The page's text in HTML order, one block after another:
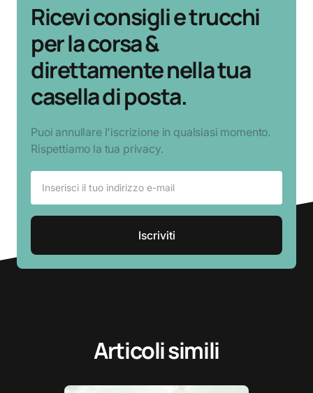
Ricevi consigli e trucchi
per la corsa &
direttamente nella tua
casella di posta.
Puoi annullare l'iscrizione in qualsiasi momento.
Rispettiamo la tua privacy.
Articoli simili